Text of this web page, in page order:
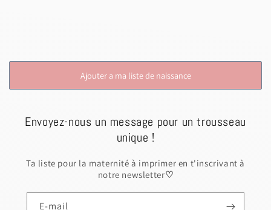
Ajouter a ma liste de naissance
Envoyez-nous un message pour un trousseau
unique !
Ta liste pour la maternité à imprimer en t'inscrivant à
notre newsletter♡
E-mail